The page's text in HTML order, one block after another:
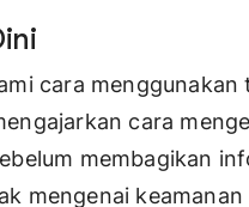
cara
cara
membagikan
mengenai